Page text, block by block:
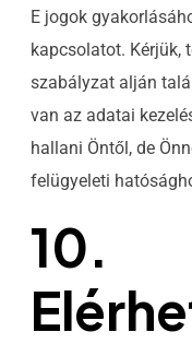
E jogok
kapcsolatot. Kérjük,
szabályzat alján
van az adatai
hallani Öntől, de
felügyeleti
10.